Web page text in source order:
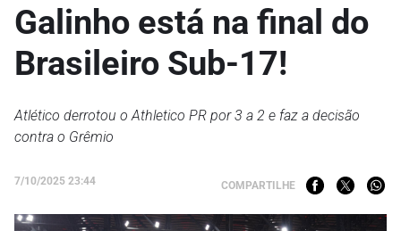
Galinho está na final do
Brasileiro Sub-17!
Atlético derrotou o Athletico PR por 3 a 2 e faz a decisão
contra o Grêmio
7/10/2025 23:44 COMPARTILHE